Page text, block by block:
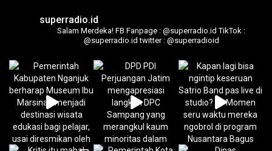
superradio.id
Salam Merdeka! FB Fanpage : @superradio.id TikTok :
@superradio.id twitter : @superradioid